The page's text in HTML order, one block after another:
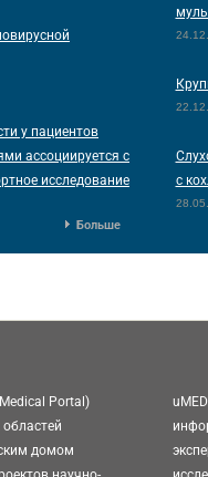
у пациентов
ассоциируется с
исследование
Больше
с
Portal)
домом